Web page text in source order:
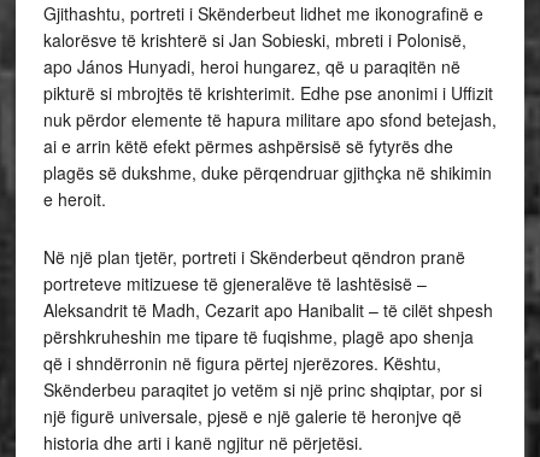
Gjithashtu, portreti i Skënderbeut lidhet me ikonografinë e
kalorësve të krishterë si Jan Sobieski, mbreti i Polonisë,
apo János Hunyadi, heroi hungarez, që u paraqitën në
pikturë si mbrojtës të krishterimit. Edhe pse anonimi i Uffizit
nuk përdor elemente të hapura militare apo sfond betejash,
ai e arrin këtë efekt përmes ashpërsisë së fytyrës dhe
plagës së dukshme, duke përqendruar gjithçka në shikimin
e heroit.
Në një plan tjetër, portreti i Skënderbeut qëndron pranë
portreteve mitizuese të gjeneralëve të lashtësisë –
Aleksandrit të Madh, Cezarit apo Hanibalit – të cilët shpesh
përshkruheshin me tipare të fuqishme, plagë apo shenja
që i shndërronin në figura përtej njerëzores. Kështu,
Skënderbeu paraqitet jo vetëm si një princ shqiptar, por si
një figurë universale, pjesë e një galerie të heronjve që
historia dhe arti i kanë ngjitur në përjetësi.